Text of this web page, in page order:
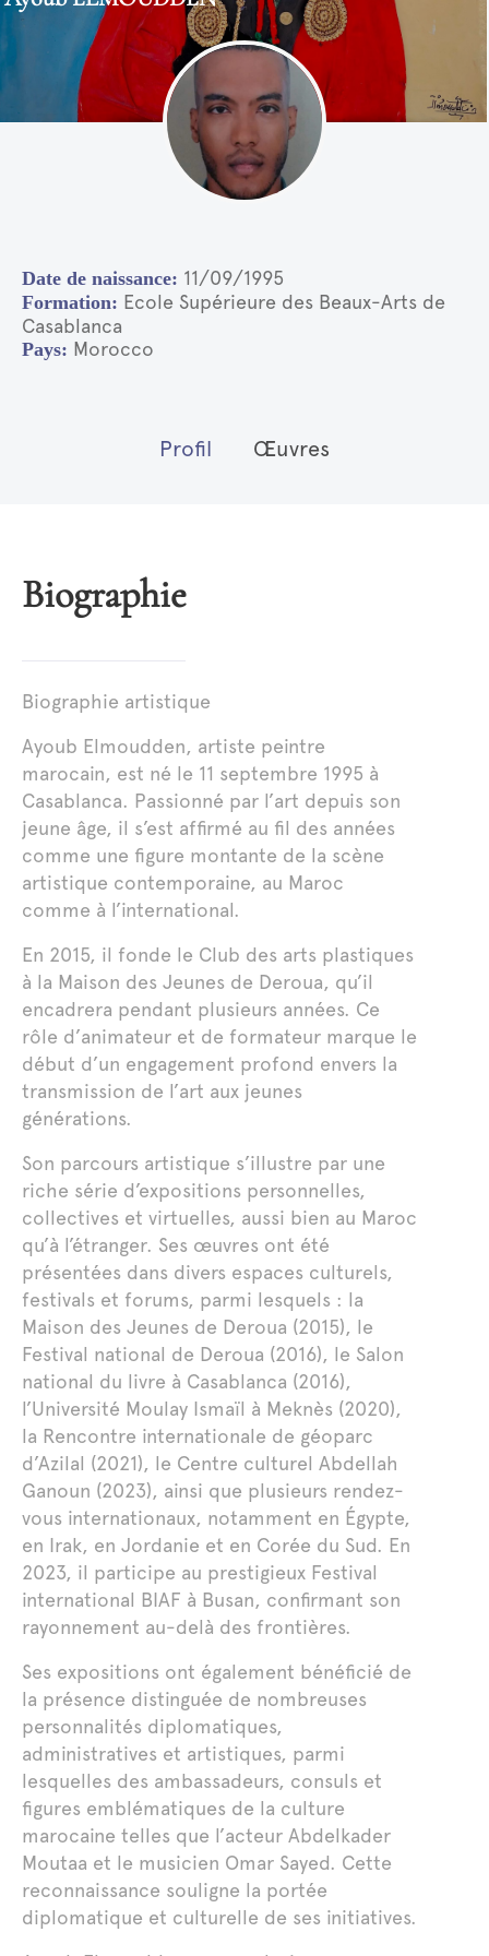
11/09/1995
Ecole Supérieure des Beaux-Arts de
Casablanca
Morocco
Profil Œuvres
Biographie
Biographie artistique
Ayoub Elmoudden, artiste peintre
marocain, est né le 11 septembre 1995 à
Casablanca. Passionné par l’art depuis son
jeune âge, il s’est affirmé au fil des années
comme une figure montante de la scène
artistique contemporaine, au Maroc
comme à l’international.
En 2015, il fonde le Club des arts plastiques
à la Maison des Jeunes de Deroua, qu’il
encadrera pendant plusieurs années. Ce
rôle d’animateur et de formateur marque le
début d’un engagement profond envers la
transmission de l’art aux jeunes
générations.
Son parcours artistique s’illustre par une
riche série d’expositions personnelles,
collectives et virtuelles, aussi bien au Maroc
qu’à l’étranger. Ses œuvres ont été
présentées dans divers espaces culturels,
festivals et forums, parmi lesquels : la
Maison des Jeunes de Deroua (2015), le
Festival national de Deroua (2016), le Salon
national du livre à Casablanca (2016),
l’Université Moulay Ismaïl à Meknès (2020),
la Rencontre internationale de géoparc
d’Azilal (2021), le Centre culturel Abdellah
Ganoun (2023), ainsi que plusieurs rendez-
vous internationaux, notamment en Égypte,
en Irak, en Jordanie et en Corée du Sud. En
2023, il participe au prestigieux Festival
international BIAF à Busan, confirmant son
rayonnement au-delà des frontières.
Ses expositions ont également bénéficié de
la présence distinguée de nombreuses
personnalités diplomatiques,
administratives et artistiques, parmi
lesquelles des ambassadeurs, consuls et
figures emblématiques de la culture
marocaine telles que l’acteur Abdelkader
Moutaa et le musicien Omar Sayed. Cette
reconnaissance souligne la portée
diplomatique et culturelle de ses initiatives.